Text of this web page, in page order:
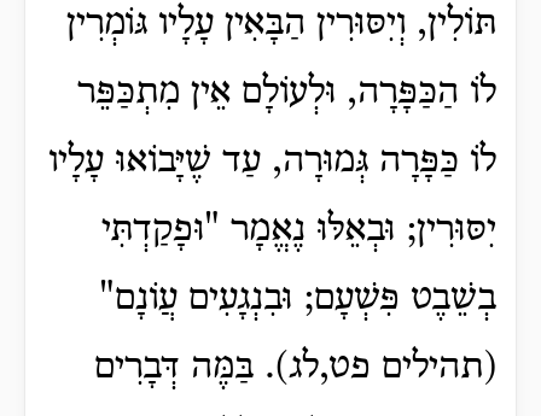
תּוֹלִין, וְיִסּוּרִין הַבָּאִין עָלָיו גּוֹמְרִין
לוֹ הַכַּפָּרָה, וּלְעוֹלָם אֵין מִתְכַּפֵּר
לוֹ כַּפָּרָה גְּמוּרָה, עַד שֶׁיָּבוֹאוּ עָלָיו
יִסּוּרִין; וּבְאֵלּוּ נֶאֱמָר "וּפָקַדְתִּי
בְשֵׁבֶט פִּשְׁעָם; וּבִנְגָעִים עֲו‍ֹנָם"
(תהילים פט,לג). בַּמֶּה דְּבָרִים